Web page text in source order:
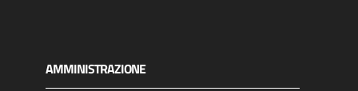
AMMINISTRAZIONE